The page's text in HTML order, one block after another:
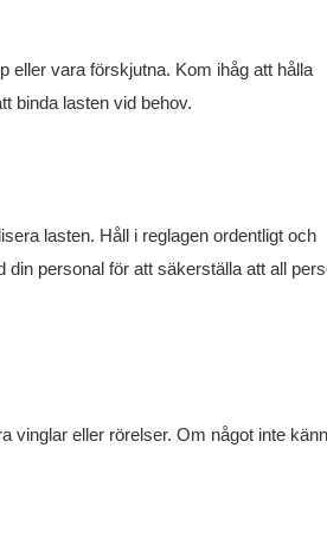
eller vara förskjutna. Kom ihåg att hålla
binda lasten vid behov.
lasten. Håll i reglagen ordentligt och
personal för att säkerställa att all
vinglar eller rörelser. Om något inte